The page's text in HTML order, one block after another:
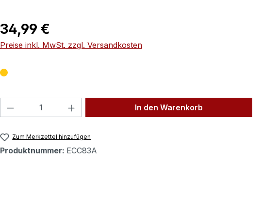
Regulärer Preis:
34,99 €
Preise inkl. MwSt. zzgl. Versandkosten
Produkt Anzahl: Gib den gewünschten Wert
In den Warenkorb
Zum Merkzettel hinzufügen
Produktnummer: ECC83A